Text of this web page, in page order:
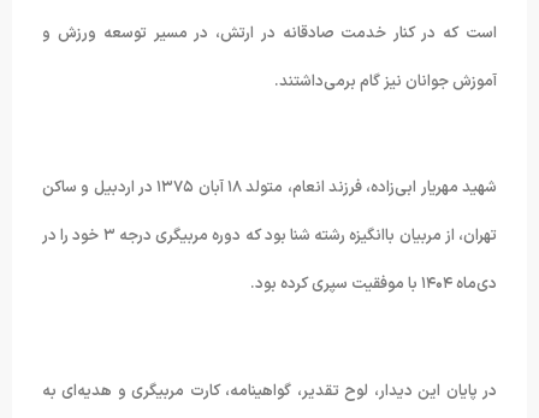
است که در کنار خدمت صادقانه در ارتش، در مسیر توسعه ورزش و
آموزش جوانان نیز گام برمی‌داشتند.
شهید مهریار ابی‌زاده، فرزند انعام، متولد ۱۸ آبان ۱۳۷۵ در اردبیل و ساکن
تهران، از مربیان باانگیزه رشته شنا بود که دوره مربیگری درجه ۳ خود را در
دی‌ماه ۱۴۰۴ با موفقیت سپری کرده بود.
در پایان این دیدار، لوح تقدیر، گواهینامه، کارت مربیگری و هدیه‌ای به